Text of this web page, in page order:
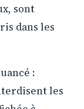
sont
dans les
:
les